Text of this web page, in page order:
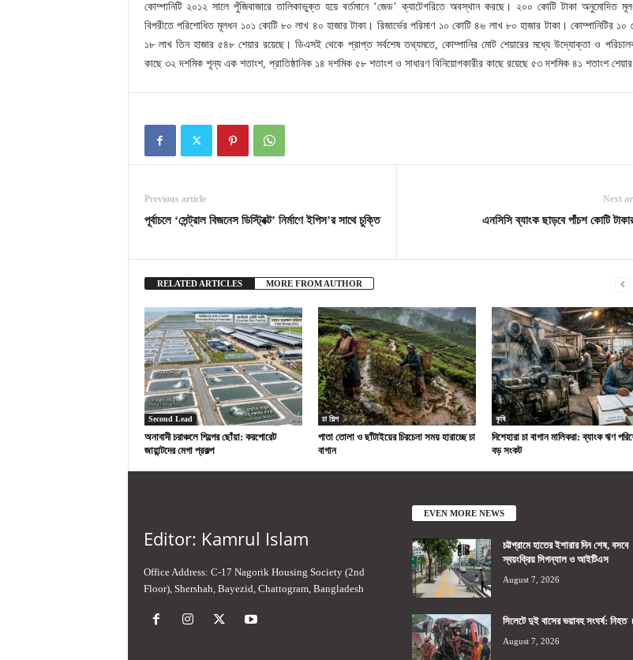
কোম্পানিটি ২০১২ সালে পুঁজিবাজারে তালিকাভুক্ত হয়ে বর্তমানে ‘জেড’ ক্যাটেগরিতে অবস্থান করছে। ২০০ কোটি টাকা অনুমোদিত
বিপরীতে পরিশোধিত মূলধন ১০১ কোটি ৮০ লাখ ৪০ হাজার টাকা। রিজার্ভের পরিমাণ ১০ কোটি ৪৬ লাখ ৮০ হাজার টাকা। কোম্পানিটির ১০
১৮ লাখ তিন হাজার ৫৪৮ শেয়ার রয়েছে। ডিএসই থেকে প্রাপ্ত সর্বশেষ তথ্যমতে, কোম্পানির মোট শেয়ারের মধ্যে উদ্যোক্তা ও
কাছে ৩২ দশমিক শূন্য এক শতাংশ, প্রাতিষ্ঠানিক ১৪ দশমিক ৫৮ শতাংশ ও সাধারণ বিনিয়োগকারীর কাছে রয়েছে ৫৩ দশমিক ৪১ শতাংশ
Previous article
পূর্বাচলে ‘সেন্ট্রাল বিজনেস ডিস্ট্রিক্ট’ নির্মাণে ইপিস’র সাথে চুক্তি
Next
এনসিসি ব্যাংক ছাড়বে পাঁচশ কোটি
RELATED ARTICLES MORE FROM AUTHOR
Second Lead
অনাবাদী চরাঞ্চলে শিল্পের ছোঁয়া: করপোরেট
জায়ান্টদের মেগা প্রকল্প
চা শিল্প
পাতা তোলা ও ছাঁটাইয়ের চিরচেনা সময় হারাচ্ছে চা
বাগান
কৃষি
দিশেহারা চা বাগান মালিকরা: ব্যাংক ঋণ
বড় সংকট
Editor: Kamrul Islam
Office Address: C-17 Nagorik Housing Society (2nd
Floor), Shershah, Bayezid, Chattogram, Bangladesh
EVEN MORE NEWS
চট্টগ্রামে হাতের ইশারার দিন শেষ, বসবে
স্বয়ংক্রিয় সিগন্যাল ও আইটিএস
August 7, 2026
সিলেটে দুই বাসের ভয়াবহ সংঘর্ষ: নিহত
August 7, 2026